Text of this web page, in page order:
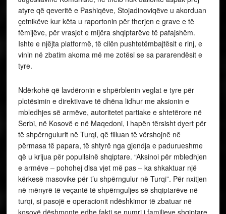
atyre që qeveritë e Pashiqëve, Stojadinoviqëve u akorduan
çetnikëve kur këta u raportonin për therjen e grave e të
fëmijëve, për vrasjet e mijëra shqiptarëve të pafajshëm.
Ishte e njëjta platformë, të cilën pushtetëmbajtësit e rinj, e
vinin në zbatim akoma më me zotësi se sa pararendësit e
tyre.
Ndërkohë që lavdëronin e shpërblenin veglat e tyre për
plotësimin e direktivave të dhëna lidhur me aksionin e
mbledhjes së armëve, autoritetet partiake e shtetërore në
Serbi, në Kosovë e në Maqedoni, i hapën tërsisht dyert për
të shpërngulurit në Turqi, që filluan të vërshojnë në
përmasa të papara, të shtyrë nga gjendja e padurueshme
që u krijua për popullsinë shqiptare. “Aksinoi për mbledhjen
e armëve – pohohej disa vjet më pas – ka shkaktuar një
kërkesë masovike për t’u shpërngulur në Turqi”. Për nxitjen
në mënyrë të veçantë të shpërnguljes së shqiptarëve në
turqi, si pasojë e operacionit ndëshkimor të zbatuar në
kosovë dëshmonte edhe fakti se numri i familjeve shqiptare